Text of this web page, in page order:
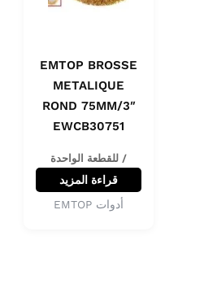
EMTOP BROSSE
METALIQUE
ROND 75MM/3″
EWCB30751
/ للقطعة الواحدة
قراءة المزيد
أدوات EMTOP